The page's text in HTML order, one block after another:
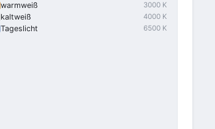
warmweiß 3000 K
kaltweiß 4000 K
Tageslicht 6500 K